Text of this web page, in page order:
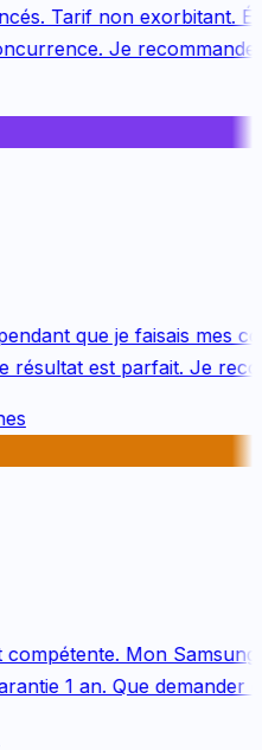
Tarif non exorbitant.
Je recommande
que je faisais mes
est parfait. Je
Mon Samsung
1 an. Que demander